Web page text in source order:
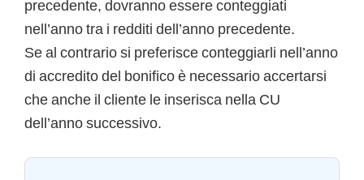
precedente, dovranno essere conteggiati
nell’anno tra i redditi dell’anno precedente.
Se al contrario si preferisce conteggiarli nell’anno
di accredito del bonifico è necessario accertarsi
che anche il cliente le inserisca nella CU
dell’anno successivo.